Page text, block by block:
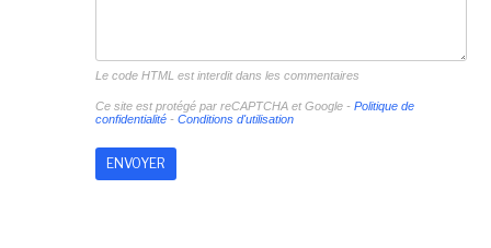
Le code HTML est interdit dans les commentaires
Ce site est protégé par reCAPTCHA et Google - Politique de
confidentialité- Conditions d'utilisation